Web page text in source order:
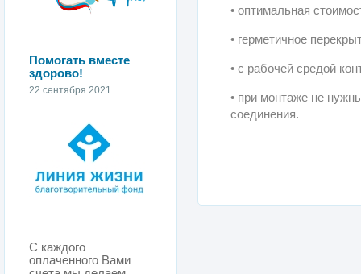
Помогать вместе
здорово!
22 сентября 2021
С каждого
оплаченного Вами
• оптимальная
• герметичное
• с рабочей средой
• при монтаже не
соединения.